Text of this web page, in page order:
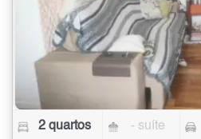
2 quartos - suíte